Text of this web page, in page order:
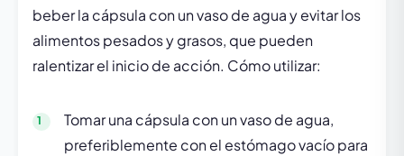
beber la cápsula con un vaso de agua y evitar los
alimentos pesados y grasos, que pueden
ralentizar el inicio de acción. Cómo utilizar:
Tomar una cápsula con un vaso de agua,
preferiblemente con el estómago vacío para